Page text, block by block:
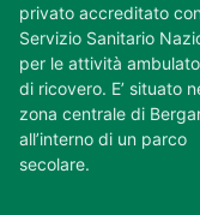
privato accreditato
Servizio Sanitario
per le attività
di ricovero. E’ situato
zona centrale di
all’interno di un parco
secolare.